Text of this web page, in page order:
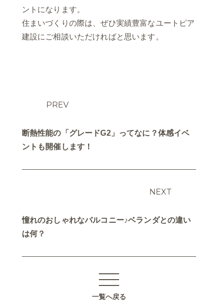
ントになります。
住まいづくりの際は、ぜひ実績豊富なユートピア
建設にご相談いただければと思います。
PREV
断熱性能の「グレードG2」ってなに？体感イベ
ントも開催します！
NEXT
憧れのおしゃれなバルコニー♪ベランダとの違い
は何？
一覧へ戻る